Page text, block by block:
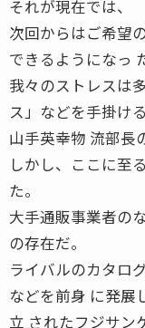
それが現在では、
次回からはご希望
できるようになっ
我々のストレスは
ス」などを手掛け
山手英幸物 流部長
しかし、ここに至
た。
大手通販事業者の
の存在だ。
ライバルのカタロ
などを前身 に発展
立 されたフジサン